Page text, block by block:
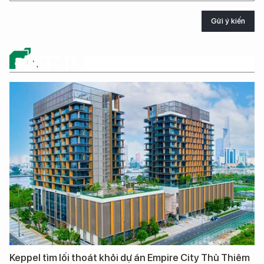
Gửi ý kiến
ĐỪNG BỎ LỠ
Keppel tìm lối thoát khỏi dự án Empire City Thủ Thiêm